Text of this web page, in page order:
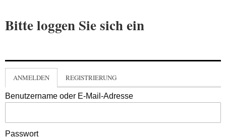
Bitte loggen Sie sich ein
ANMELDEN REGISTRIERUNG
Benutzername oder E-Mail-Adresse
Passwort